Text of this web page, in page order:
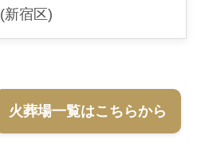
(新宿区)
火葬場一覧はこちらから